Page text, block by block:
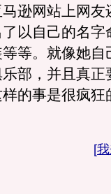
逊网站上网友
以自己的名字
等。就像她自
部，并且真正
的事是很疯狂
[